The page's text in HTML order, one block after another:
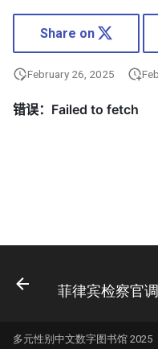
Share on
February 26, 2025
多元性别中文数字图书馆 2025